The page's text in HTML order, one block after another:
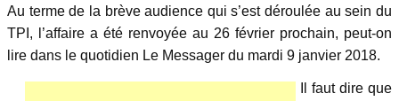
Au terme de la brève audience qui s’est déroulée au sein du
TPI, l’affaire a été renvoyée au 26 février prochain, peut-on
lire dans le quotidien Le Messager du mardi 9 janvier 2018.
Il faut dire que